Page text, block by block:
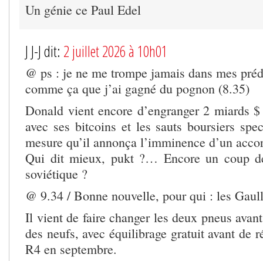
Un génie ce Paul Edel
J J-J dit: 2 juillet 2026 à 10h01
@ ps : je ne me trompe jamais dans mes
comme ça que j’ai gagné du pognon (8.35)
Donald vient encore d’engranger 2 miards
avec ses bitcoins et les sauts boursiers
mesure qu’il annonça l’imminence d’un
Qui dit mieux, pukt ?… Encore un coup
soviétique ?
@ 9.34 / Bonne nouvelle, pour qui : les
Il vient de faire changer les deux pneus
des neufs, avec équilibrage gratuit avant de
R4 en septembre.